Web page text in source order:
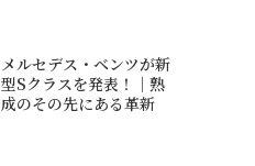
メルセデス・ベンツが新
型Sクラスを発表！｜熟
成のその先にある革新